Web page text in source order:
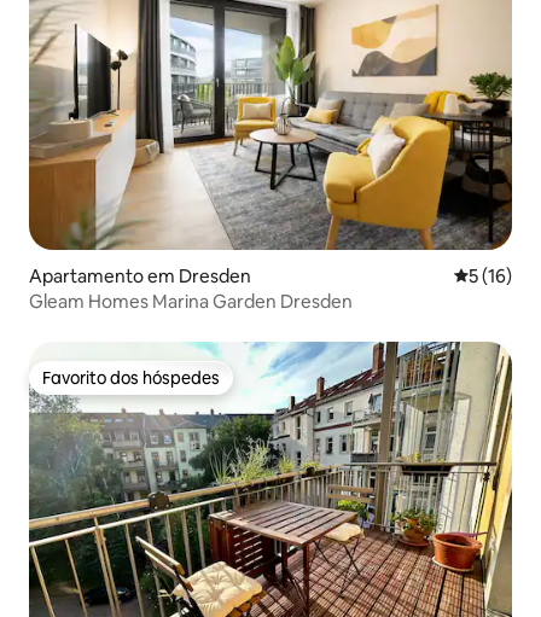
Apartamento em Dresden
5 (16)
Gleam Homes Marina Garden Dresden
Favorito dos hóspedes
Favorito dos hóspedes